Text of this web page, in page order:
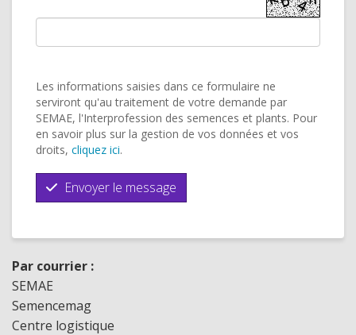
Les informations saisies dans ce formulaire ne
serviront qu'au traitement de votre demande par
SEMAE, l'Interprofession des semences et plants. Pour
en savoir plus sur la gestion de vos données et vos
droits, cliquez ici.
Envoyer le message
Par courrier :
SEMAE
Semencemag
Centre logistique